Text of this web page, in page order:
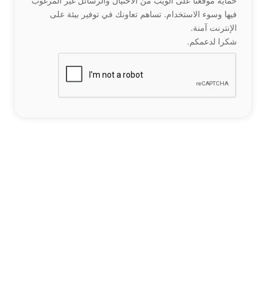
فيها وسوء الاستخدام. تساهم تعاونك في توفير بيئة على
الإنترنت آمنة.
شكرا لدعمكم.